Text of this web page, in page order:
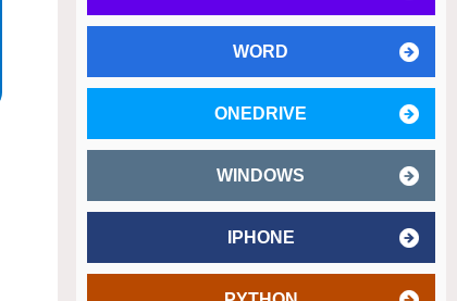
WORD
ONEDRIVE
WINDOWS
IPHONE